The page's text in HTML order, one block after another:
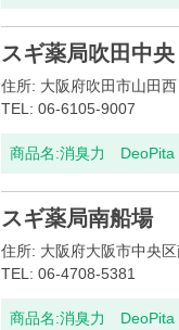
スギ薬局吹田中央
住所: 大阪府吹田市山田西
TEL: 06-6105-9007
商品名:消臭力 DeoPita
スギ薬局南船場
住所: 大阪府大阪市中央
TEL: 06-4708-5381
商品名:消臭力 DeoPita